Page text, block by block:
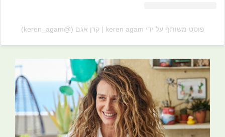
פוסט משותף על ידי ‏‎keren agam | קרן אגם‎‏ (@‏‎keren_agam‎‏)